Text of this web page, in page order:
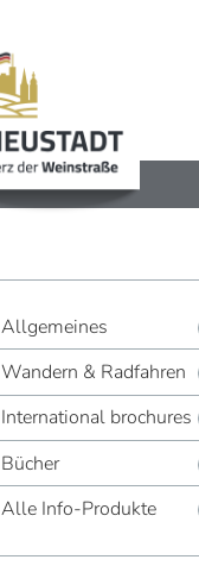
Allgemeines
Wandern & Radfahren
International brochures
Bücher
Alle Info-Produkte